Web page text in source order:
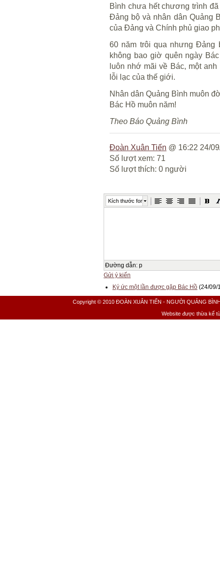
Bình chưa hết chương trình
Đảng bộ và nhân dân Quảng
của Đảng và Chính phủ giao
60 năm trôi qua nhưng Đảng
không bao giờ quên ngày
luôn nhớ mãi về Bác, một
lỗi lạc của thế giới.
Nhân dân Quảng Bình muôn
Bác Hồ muôn năm!
Theo Báo Quảng Bình
Đoàn Xuân Tiến @ 16:22 24/
Số lượt xem: 71
Số lượt thích: 0 người
Kích thước font
Đường dẫn: p
Gửi ý kiến
Ký ức một lần được gặp Bác Hồ (24/09/
Copyright © 2010 ĐOÀN XUÂN TIẾN - NGƯỜI QUẢNG
Website được thừa kế